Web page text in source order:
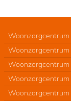
Woonzorgcentrum
Woonzorgcentrum
Woonzorgcentrum